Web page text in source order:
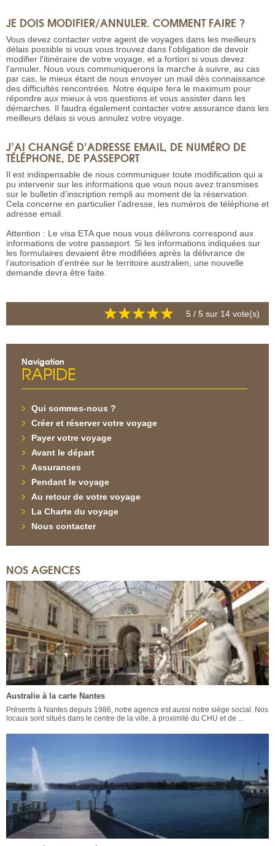
JE DOIS MODIFIER/ANNULER. COMMENT FAIRE ?
Vous devez contacter votre agent de voyages dans les meilleurs
délais possible si vous vous trouvez dans l'obligation de devoir
modifier l'itinéraire de votre voyage, et a fortiori si vous devez
l'annuler. Nous vous communiquerons la marche à suivre, au cas
par cas, le mieux étant de nous envoyer un mail dès connaissance
des difficultés rencontrées. Notre équipe fera le maximum pour
répondre aux mieux à vos questions et vous assister dans les
démarches. Il faudra également contacter votre assurance dans les
meilleurs délais si vous annulez votre voyage.
J’AI CHANGÉ D’ADRESSE EMAIL, DE NUMÉRO DE
TÉLÉPHONE, DE PASSEPORT
Il est indispensable de nous communiquer toute modification qui a
pu intervenir sur les informations que vous nous avez transmises
sur le bulletin d’inscription rempli au moment de la réservation.
Cela concerne en particulier l’adresse, les numéros de téléphone et
adresse email.
Attention : Le visa ETA que nous vous délivrons correspond aux
informations de votre passeport. Si les informations indiquées sur
les formulaires devaient être modifiées après la délivrance de
l’autorisation d’entrée sur le territoire australien, une nouvelle
demande devra être faite.
5 / 5 sur 14 vote(s)
Navigation
RAPIDE
Qui sommes-nous ?
Créer et réserver votre voyage
Payer votre voyage
Avant le départ
Assurances
Pendant le voyage
Au retour de votre voyage
La Charte du voyage
Nous contacter
NOS AGENCES
Australie à la carte Nantes
Présents à Nantes depuis 1986, notre agence est aussi notre siège social. Nos
locaux sont situés dans le centre de la ville, à proximité du CHU et de ...